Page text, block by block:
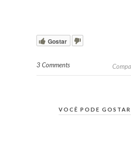
Gostar
3 Comments
VOCÊ PODE